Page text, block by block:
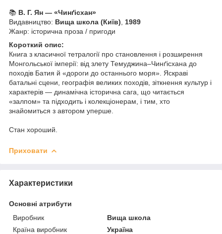
📚 В. Г. Ян — «Чинґісхан»
Видавництво: Вища школа (Київ)
1989
Жанр: історична проза / пригоди
Короткий опис:
Книга з класичної тетралогії про становлення і розширення
Монгольської імперії: від злету Темуджина–Чинґісхана до
походів Батия й «дороги до останнього моря». Яскраві
батальні сцени, географія великих походів, зіткнення культур і
характерів — динамічна історична сага, що читається
«залпом» та підходить і колекціонерам, і тим, хто
знайомиться з автором уперше.
Стан хороший.
Приховати
Характеристики
Основні атрибути
Виробник
Вища школа
Країна виробник
Україна